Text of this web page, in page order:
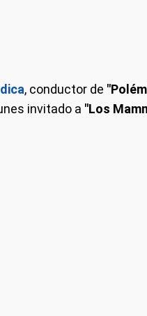
, conductor de
invitado a "Los